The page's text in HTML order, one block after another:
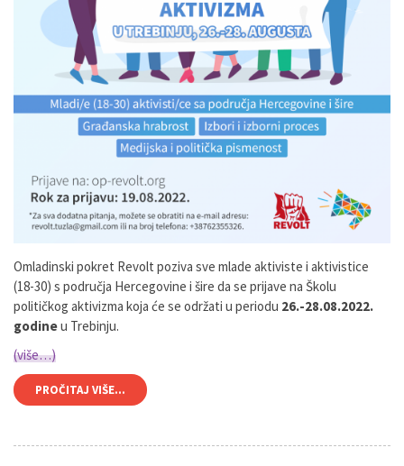
Omladinski pokret Revolt poziva sve mlade aktiviste i aktivistice
(18-30) s područja Hercegovine i šire da se prijave na Školu
političkog aktivizma koja će se održati u periodu 26.-28.08.2022.
godineu Trebinju.
(više…)
PROČITAJ VIŠE...